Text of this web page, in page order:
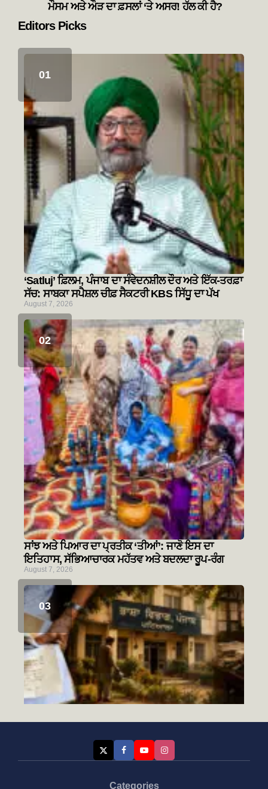
ਮੌਸਮ ਅਤੇ ਔੜ ਦਾ ਫ਼ਸਲਾਂ ‘ਤੇ ਅਸਰ! ਹੱਲ ਕੀ ਹੈ?
Editors Picks
‘Satluj’ ਫ਼ਿਲਮ, ਪੰਜਾਬ ਦਾ ਸੰਵੇਦਨਸ਼ੀਲ ਦੌਰ ਅਤੇ ਇੱਕ-ਤਰਫ਼ਾ
ਸੱਚ: ਸਾਬਕਾ ਸਪੈਸ਼ਲ ਚੀਫ਼ ਸੈਕਟਰੀ KBS ਸਿੱਧੂ ਦਾ ਪੱਖ
August 7, 2026
ਸਾਂਝ ਅਤੇ ਪਿਆਰ ਦਾ ਪ੍ਰਤੀਕ ‘ਤੀਆਂ’: ਜਾਣੋ ਇਸ ਦਾ
ਇਤਿਹਾਸ, ਸੱਭਿਆਚਾਰਕ ਮਹੱਤਵ ਅਤੇ ਬਦਲਦਾ ਰੂਪ-ਰੰਗ
August 7, 2026
Categories